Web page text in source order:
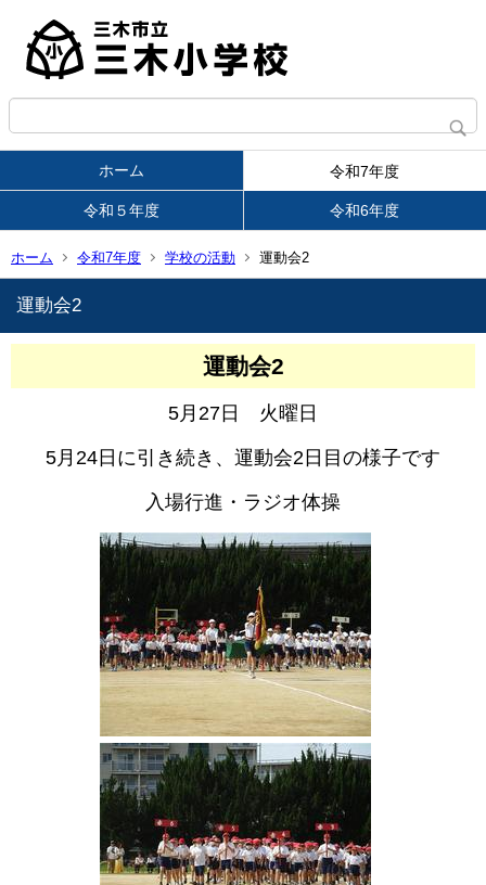
ホーム 令和7年度
令和５年度 令和6年度
ホーム 令和7年度 学校の活動 運動会2
運動会2
運動会2
5月27日 火曜日
5月24日に引き続き、運動会2日目の様子です
入場行進・ラジオ体操